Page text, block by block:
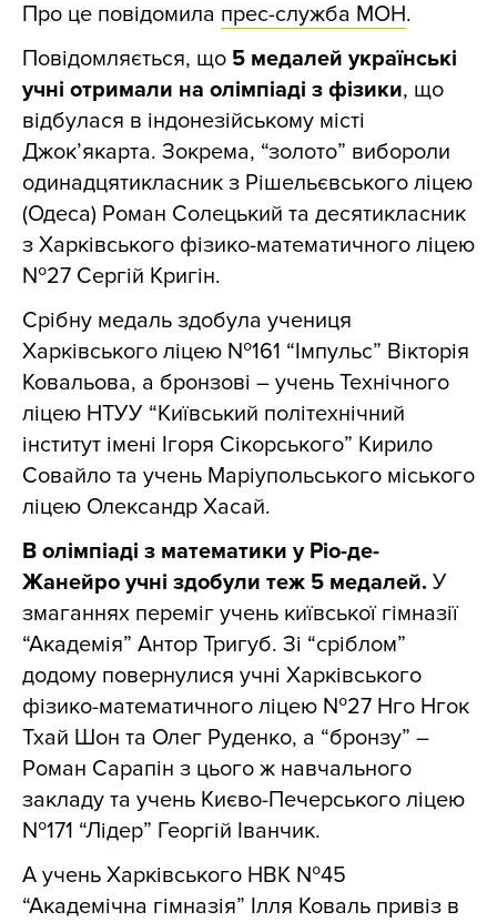
Про це повідомила прес-служба МОН.
Повідомляється, що 5 медалей українські
учні отримали на олімпіаді з фізики, що
відбулася в індонезійському місті
Джок’якарта. Зокрема, “золото” вибороли
одинадцятикласник з Рішельєвського ліцею
(Одеса) Роман Солецький та десятикласник
з Харківського фізико-математичного ліцею
№27 Сергій Кригін.
Срібну медаль здобула учениця
Харківського ліцею №161 “Імпульс” Вікторія
Ковальова, а бронзові – учень Технічного
ліцею НТУУ “Київський політехнічний
інститут імені Ігоря Сікорського” Кирило
Совайло та учень Маріупольського міського
ліцею Олександр Хасай.
В олімпіаді з математики у Ріо-де-
Жанейро учні здобули теж 5 медалей. У
змаганнях переміг учень київської гімназії
“Академія” Антор Тригуб. Зі “сріблом”
додому повернулися учні Харківського
фізико-математичного ліцею №27 Нго Нгок
Тхай Шон та Олег Руденко, а “бронзу” –
Роман Сарапін з цього ж навчального
закладу та учень Києво-Печерського ліцею
№171 “Лідер” Георгій Іванчик.
А учень Харківського НВК №45
“Академічна гімназія” Ілля Коваль привіз в